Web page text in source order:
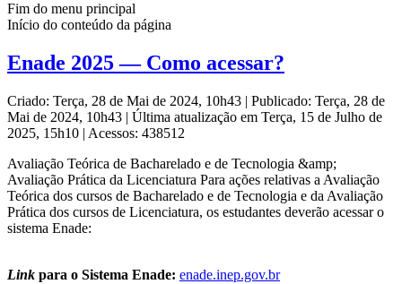
Fim do menu principal
Início do conteúdo da página
Enade 2025 — Como acessar?
Criado: Terça, 28 de Mai de 2024, 10h43 | Publicado: Terça, 28 de
Mai de 2024, 10h43 | Última atualização em Terça, 15 de Julho de
2025, 15h10 | Acessos: 438512
Avaliação Teórica de Bacharelado e de Tecnologia &amp;
Avaliação Prática da Licenciatura Para ações relativas a Avaliação
Teórica dos cursos de Bacharelado e de Tecnologia e da Avaliação
Prática dos cursos de Licenciatura, os estudantes deverão acessar o
sistema Enade:
Link para o Sistema Enade: enade.inep.gov.br